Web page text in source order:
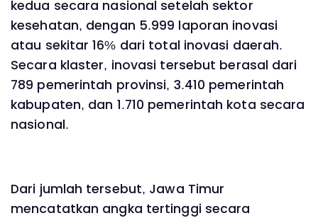
kedua secara nasional setelah sektor
kesehatan, dengan 5.999 laporan inovasi
atau sekitar 16% dari total inovasi daerah.
Secara klaster, inovasi tersebut berasal dari
789 pemerintah provinsi, 3.410 pemerintah
kabupaten, dan 1.710 pemerintah kota secara
nasional.
Dari jumlah tersebut, Jawa Timur
mencatatkan angka tertinggi secara